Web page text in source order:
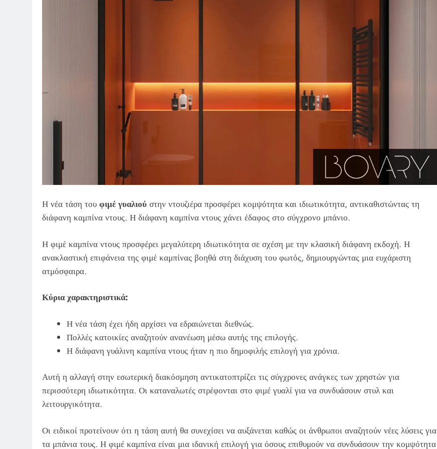
Η νέα τάση του φιμέ γυαλιού στην ντουζιέρα προσφέρει κομψότητα και ιδιωτικότητα, αντικαθιστώντας τη
διάφανη καμπίνα ντους. Η διάφανη καμπίνα ντους χάνει έδαφος στο σύγχρονο μπάνιο.
Η φιμέ καμπίνα ντους προσφέρει μεγαλύτερη ιδιωτικότητα σε σχέση με την κλασική διάφανη εκδοχή. Η
ανακλαστική επιφάνεια της φιμέ καμπίνας βοηθά στη διάχυση του φωτός, δημιουργώντας μια ευχάριστη
ατμόσφαιρα.
Κύρια χαρακτηριστικά:
Η νέα τάση έχει ήδη αρχίσει να εδραιώνεται διεθνώς.
Πολλές κατοικίες αναζητούν ανανέωση μέσω αυτής της επιλογής.
Η διάφανη γυάλινη καμπίνα ντους ήταν η πιο δημοφιλής επιλογή για χρόνια.
Αυτή η αλλαγή στην εσωτερική διακόσμηση αντικατοπτρίζει τις σύγχρονες ανάγκες των χρηστών για
περισσότερη ιδιωτικότητα. Οι καταναλωτές στρέφονται στο φιμέ γυαλί για να συνδυάσουν στυλ και
λειτουργικότητα.
Οι ειδικοί προτείνουν ότι η τάση αυτή θα συνεχίσει να αυξάνεται καθώς οι άνθρωποι αναζητούν νέες λύσεις για
τα μπάνια τους. Η φιμέ καμπίνα είναι μια ιδανική επιλογή για όσους επιθυμούν να συνδυάσουν την κομψότητα